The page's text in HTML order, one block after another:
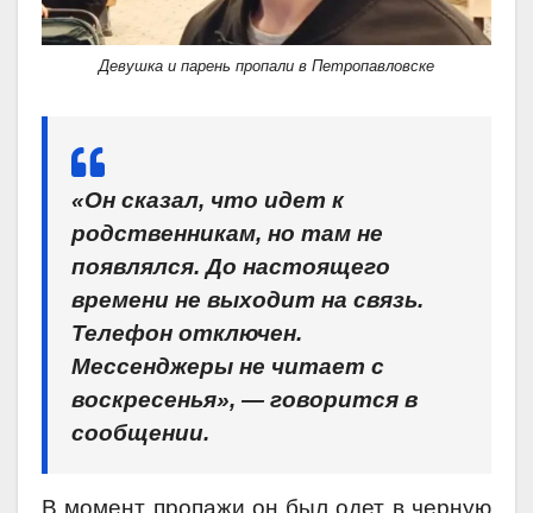
Девушка и парень пропали в Петропавловске
«Он сказал, что идет к
родственникам, но там не
появлялся. До настоящего
времени не выходит на связь.
Телефон отключен.
Мессенджеры не читает с
воскресенья», — говорится в
сообщении.
В момент пропажи он был одет в черную